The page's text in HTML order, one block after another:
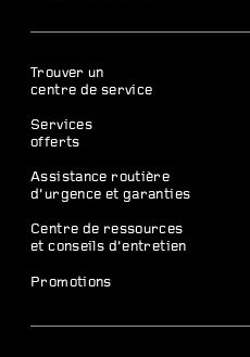
Trouver un
centre de service
Services
offerts
Assistance routière
d’urgence et garanties
Centre de ressources
et conseils d’entretien
Promotions